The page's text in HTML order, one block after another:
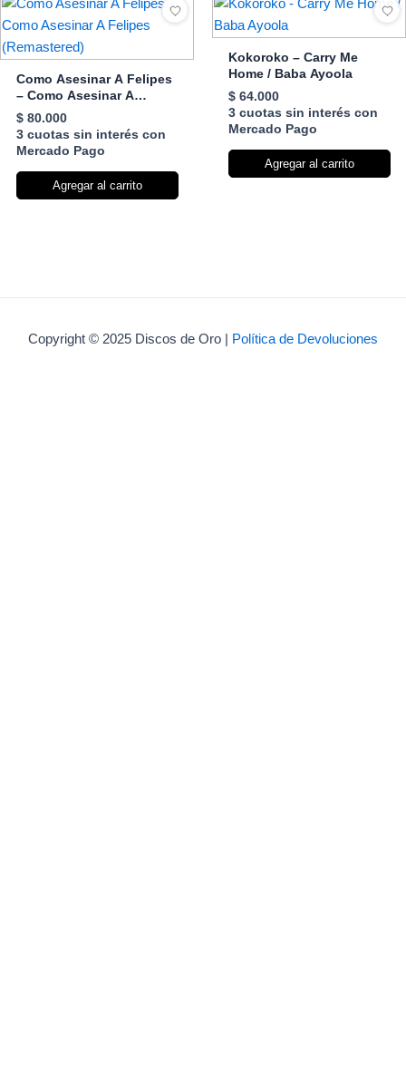
Como Asesinar A Felipes
– Como Asesinar A
Felipes (Remastered)
$80.000
3 cuotas sin interés con
Mercado Pago
Agregar al carrito
Kokoroko – Carry Me
Home / Baba Ayoola
$64.000
3 cuotas sin interés con
Mercado Pago
Agregar al carrito
Copyright © 2025 Discos de Oro | Política de Devoluciones